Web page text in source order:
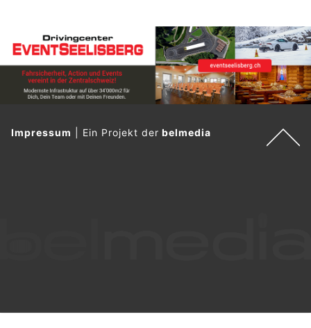
Impressum Ein Projekt derbelmedia